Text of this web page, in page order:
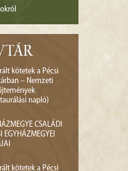
kötetek a Pécsi
– Nemzeti
napló)
CSALÁDI
EGYHÁZMEGYEI
kötetek a Pécsi